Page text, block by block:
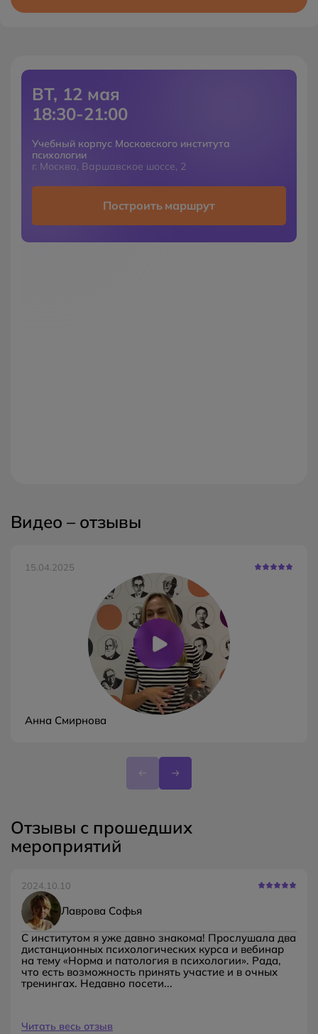
ВТ, 12 мая
18:30-21:00
Учебный корпус Московского института
психологии
г. Москва, Варшавское шоссе, 2
Построить маршрут
Видео – отзывы
15.04.2025
Анна Смирнова
Отзывы с прошедших
мероприятий
2024.10.10
Лаврова Софья
С институтом я уже давно знакома! Прослушала два
дистанционных психологических курса и вебинар
на тему «Норма и патология в психологии». Рада,
что есть возможность принять участие и в очных
тренингах. Недавно посети...
Читать весь отзыв